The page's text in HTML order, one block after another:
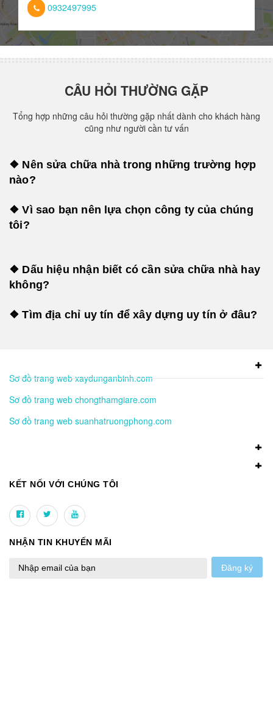
0932497995
CÂU HỎI THƯỜNG GẶP
Tổng hợp những câu hỏi thường gặp nhất dành cho khách hàng
cũng như người cần tư vấn
❖ Nên sửa chữa nhà trong những trường hợp
nào?
❖ Vì sao bạn nên lựa chọn công ty của chúng
tôi?
❖ Dấu hiệu nhận biết có cần sửa chữa nhà hay
không?
❖ Tìm địa chỉ uy tín để xây dựng uy tín ở đâu?
Sơ đồ trang web xaydunganbinh.com
Sơ đồ trang web chongthamgiare.com
Sơ đồ trang web suanhatruongphong.com
KẾT NỐI VỚI CHÚNG TÔI
NHẬN TIN KHUYẾN MÃI
Đăng ký